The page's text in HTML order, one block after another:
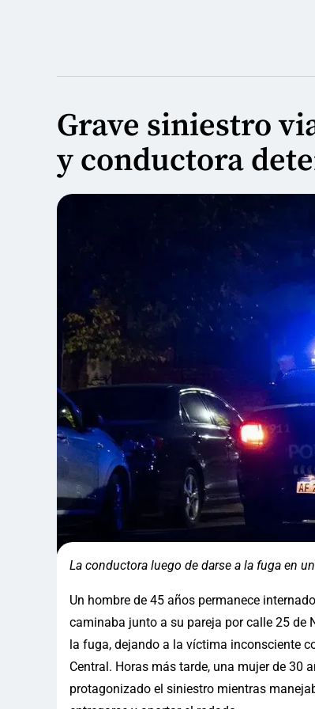
Grave siniestro
y conductora
La conductora luego de darse a la fuga en
Un hombre de 45 años permanece
caminaba junto a su pareja por calle 25 de
la fuga, dejando a la víctima inconsciente
Central. Horas más tarde, una mujer de 30
protagonizado el siniestro mientras